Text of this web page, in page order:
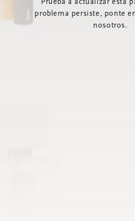
Prueba a actualizar esta
problema persiste, ponte
nosotros.